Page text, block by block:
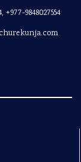
+977-9848027554